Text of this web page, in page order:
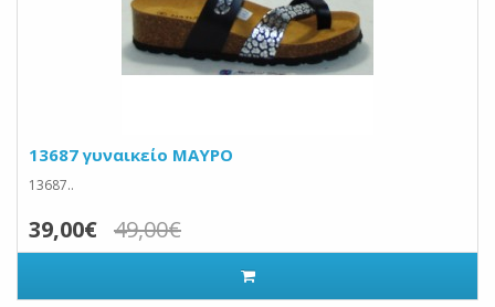
13687 γυναικείο ΜΑΥΡΟ
13687..
39,00€ 49,00€